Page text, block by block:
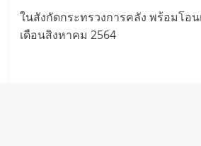
ในสังกัดกระทรวงการคลัง พร้อมโอน
เดือนสิงหาคม 2564